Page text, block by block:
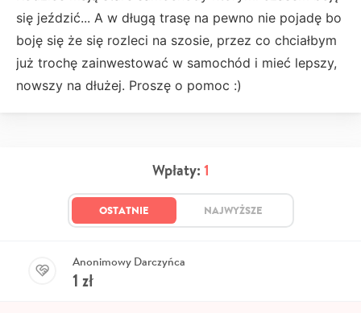
się jeździć... A w długą trasę na pewno nie pojadę bo
boję się że się rozleci na szosie, przez co chciałbym
już trochę zainwestować w samochód i mieć lepszy,
nowszy na dłużej. Proszę o pomoc :)
Wpłaty: 1
OSTATNIE NAJWYŻSZE
Anonimowy Darczyńca
1 zł